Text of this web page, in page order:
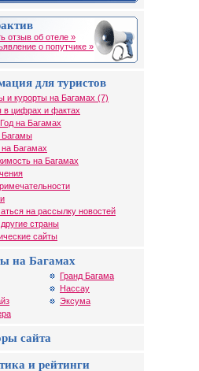
отзыв об отеле »
о попутчике »
для туристов
и курорты на Багамах (7)
в цифрах и фактах
на Багамах
Багамы
Багамах
на Багамах
на рассылку новостей
страны
сайты
на Багамах
Гранд Багама
Нассау
Эксума
сайта
и рейтинги